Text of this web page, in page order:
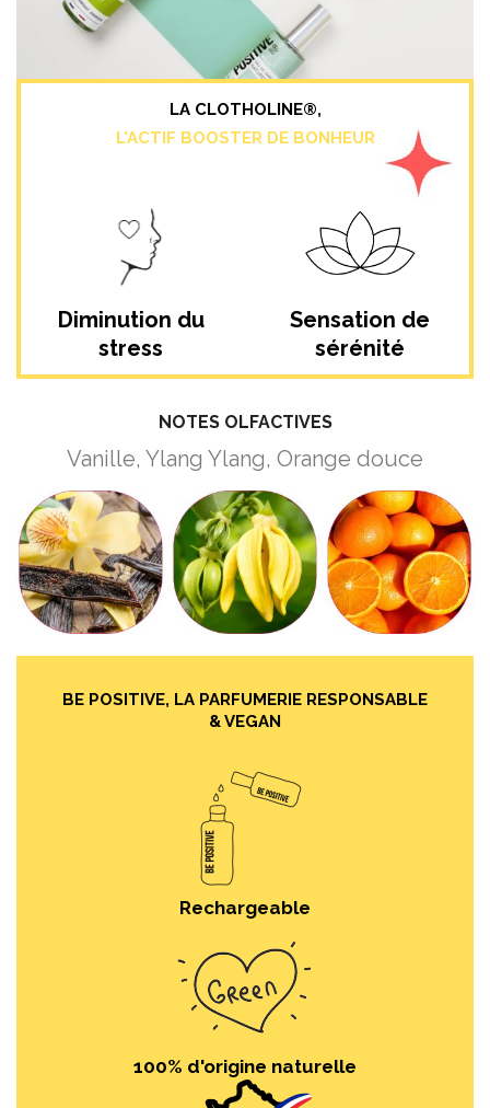
LA CLOTHOLINE®,
L'ACTIF BOOSTER DE BONHEUR
Diminution du
stress
Sensation de
sérénité
NOTES OLFACTIVES
Vanille, Ylang Ylang, Orange douce
BE POSITIVE, LA PARFUMERIE RESPONSABLE
& VEGAN
Rechargeable
100% d'origine naturelle